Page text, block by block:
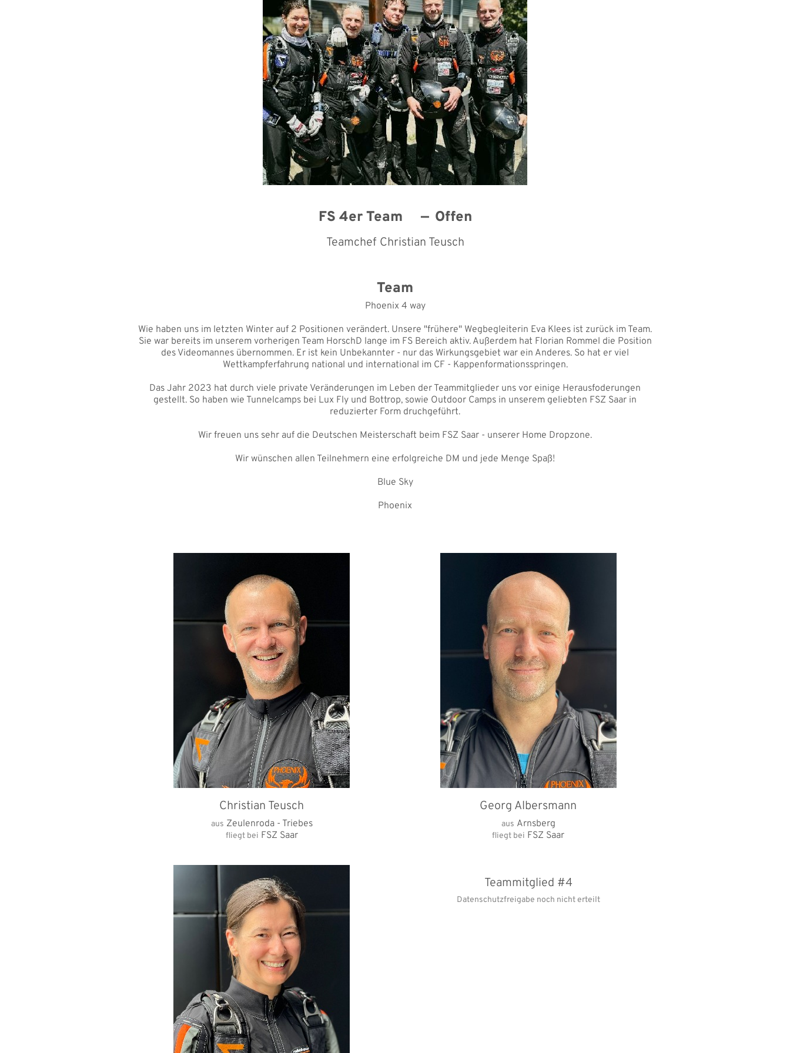
FS 4er Team Offen
Teamchef Christian Teusch
Team
Phoenix 4 way
Wie haben uns im letzten Winter auf 2 Positionen verändert. Unsere "frühere" Wegbegleiterin Eva Klees ist zurück im Team.
Sie war bereits im unserem vorherigen Team HorschD lange im FS Bereich aktiv. Außerdem hat Florian Rommel die Position
des Videomannes übernommen. Er ist kein Unbekannter - nur das Wirkungsgebiet war ein Anderes. So hat er viel
Wettkampferfahrung national und international im CF - Kappenformationsspringen.
Das Jahr 2023 hat durch viele private Veränderungen im Leben der Teammitglieder uns vor einige Herausfoderungen
gestellt. So haben wie Tunnelcamps bei Lux Fly und Bottrop, sowie Outdoor Camps in unserem geliebten FSZ Saar in
reduzierter Form druchgeführt.
Wir freuen uns sehr auf die Deutschen Meisterschaft beim FSZ Saar - unserer Home Dropzone.
Wir wünschen allen Teilnehmern eine erfolgreiche DM und jede Menge Spaß!
Blue Sky
Phoenix
Christian Teusch
aus Zeulenroda - Triebes
fliegt bei FSZ Saar
Georg Albersmann
aus Arnsberg
fliegt bei FSZ Saar
Teammitglied #4
Datenschutzfreigabe noch nicht erteilt